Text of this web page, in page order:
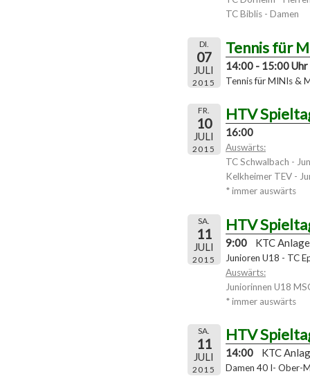
TC Biblis - Damen
DI.
07
JULI
2015
Tennis für
14:00 - 15:00 Uhr
Tennis für MINIs &
FR.
10
JULI
2015
HTV
16:00
Auswärts:
TC Schwalbach -
Kelkheimer TEV -
* immer auswärts
SA.
11
JULI
2015
HTV
9:00 KTC Anlage
Junioren U18 - TC
Auswärts:
Juniorinnen U18
* immer auswärts
SA.
11
JULI
2015
HTV
14:00 KTC
Damen 40 I- Ober-